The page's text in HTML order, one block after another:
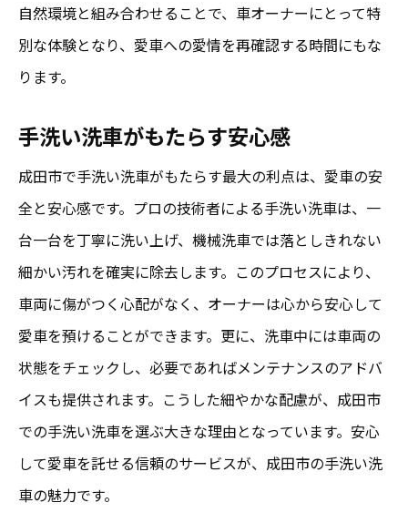
自然環境と組み合わせることで、車オーナーにとって特
別な体験となり、愛車への愛情を再確認する時間にもな
ります。
手洗い洗車がもたらす安心感
成田市で手洗い洗車がもたらす最大の利点は、愛車の安
全と安心感です。プロの技術者による手洗い洗車は、一
台一台を丁寧に洗い上げ、機械洗車では落としきれない
細かい汚れを確実に除去します。このプロセスにより、
車両に傷がつく心配がなく、オーナーは心から安心して
愛車を預けることができます。更に、洗車中には車両の
状態をチェックし、必要であればメンテナンスのアドバ
イスも提供されます。こうした細やかな配慮が、成田市
での手洗い洗車を選ぶ大きな理由となっています。安心
して愛車を託せる信頼のサービスが、成田市の手洗い洗
車の魅力です。